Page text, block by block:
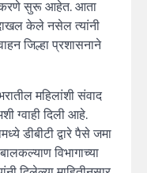
सुरू आहेत. आता
दाखल केले नसेल त्यांनी
जिल्हा प्रशासनाने
महिलांशी संवाद
ग्वाही दिली आहे.
डीबीटी द्वारे पैसे जमा
विभागाच्या